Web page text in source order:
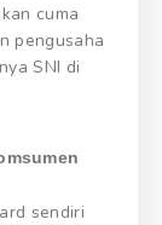
cuma
pengusaha
SNI di
sendiri